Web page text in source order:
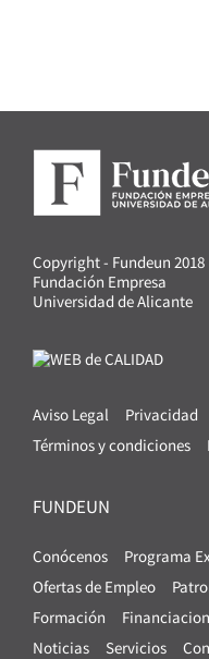
Copyright - Fundeun 2018
Fundación Empresa
Universidad de Alicante
Aviso Legal Privacidad
Términos y condiciones
FUNDEUN
Conócenos Programa
Ofertas de Empleo
Formación
Financiacion
Noticias
Servicios